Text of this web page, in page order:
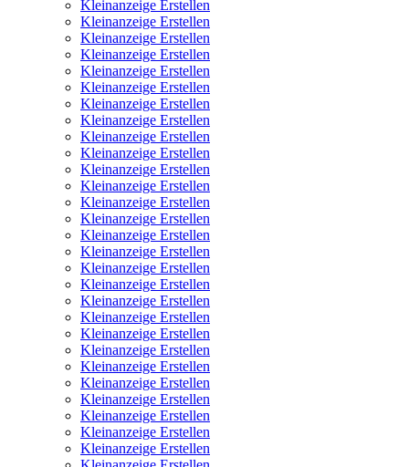
Kleinanzeige Erstellen
Kleinanzeige Erstellen
Kleinanzeige Erstellen
Kleinanzeige Erstellen
Kleinanzeige Erstellen
Kleinanzeige Erstellen
Kleinanzeige Erstellen
Kleinanzeige Erstellen
Kleinanzeige Erstellen
Kleinanzeige Erstellen
Kleinanzeige Erstellen
Kleinanzeige Erstellen
Kleinanzeige Erstellen
Kleinanzeige Erstellen
Kleinanzeige Erstellen
Kleinanzeige Erstellen
Kleinanzeige Erstellen
Kleinanzeige Erstellen
Kleinanzeige Erstellen
Kleinanzeige Erstellen
Kleinanzeige Erstellen
Kleinanzeige Erstellen
Kleinanzeige Erstellen
Kleinanzeige Erstellen
Kleinanzeige Erstellen
Kleinanzeige Erstellen
Kleinanzeige Erstellen
Kleinanzeige Erstellen